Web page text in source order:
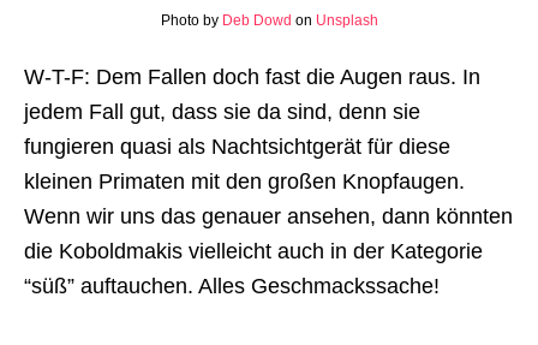
Photo by Deb Dowd on Unsplash
W-T-F: Dem Fallen doch fast die Augen raus. In
jedem Fall gut, dass sie da sind, denn sie
fungieren quasi als Nachtsichtgerät für diese
kleinen Primaten mit den großen Knopfaugen.
Wenn wir uns das genauer ansehen, dann könnten
die Koboldmakis vielleicht auch in der Kategorie
“süß” auftauchen. Alles Geschmackssache!